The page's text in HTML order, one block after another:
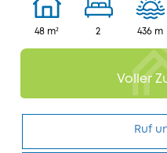
48 m² 2 436 m
Voller
Ruf